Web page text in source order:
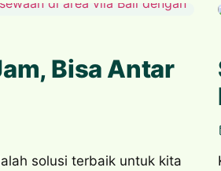
Bisa Antar
solusi terbaik untuk kita